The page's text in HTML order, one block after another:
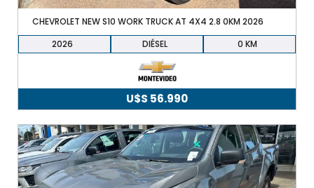
CHEVROLET NEW S10 WORK TRUCK AT 4X4 2.8 0KM 2026
2026
DIÉSEL 0
U$S 56.990